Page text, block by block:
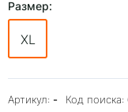
Размер:
XL
Артикул: - Код поиска: